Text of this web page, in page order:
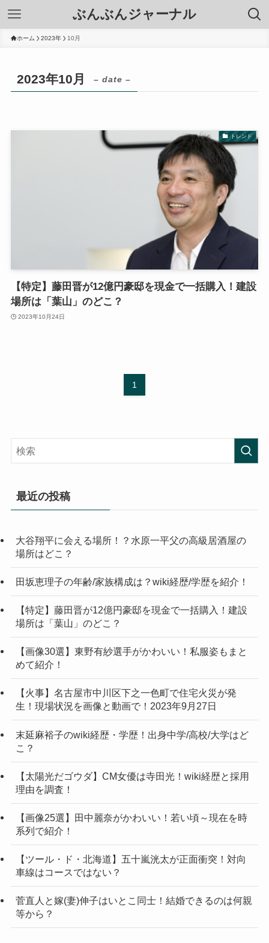
ぶんぶんジャーナル
ホーム 2023年 10月
2023年10月 – date –
トレンド
【特定】藤田晋が12億円豪邸を現金で一括購入！建設
場所は「葉山」のどこ？
2023年10月24日
1
最近の投稿
大谷翔平に会える場所！？水原一平父の高級居酒屋の
場所はどこ？
田坂恵理子の年齢/家族構成は？wiki経歴/学歴を紹介！
【特定】藤田晋が12億円豪邸を現金で一括購入！建設
場所は「葉山」のどこ？
【画像30選】東野有紗選手がかわいい！私服姿もまと
めて紹介！
【火事】名古屋市中川区下之一色町で住宅火災が発
生！現場状況を画像と動画で！2023年9月27日
末延麻裕子のwiki経歴・学歴！出身中学/高校/大学はど
こ？
【太陽光だゴウダ】CM女優は寺田光！wiki経歴と採用
理由を調査！
【画像25選】田中麗奈がかわいい！若い頃～現在を時
系列で紹介！
【ツール・ド・北海道】五十嵐洸太が正面衝突！対向
車線はコースではない？
菅直人と嫁(妻)伸子はいとこ同士！結婚できるのは何親
等から？